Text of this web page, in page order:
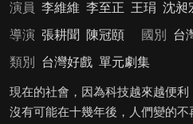
演員 李維維 李至正 王琄 沈昶
導演 張耕聞 陳冠頤 國別
台
類別
台灣好戲 單元劇集
現在的社會，因為科技越來越便
沒有可能在十幾年後，人們變的